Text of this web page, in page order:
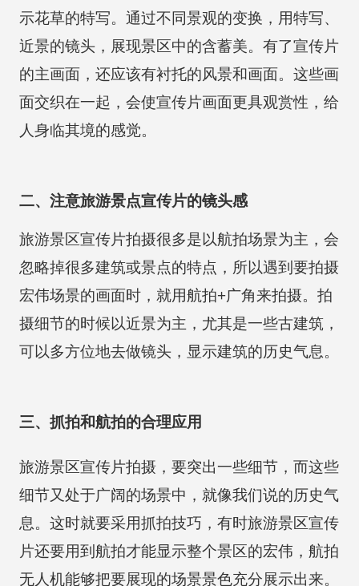
示花草的特写。通过不同景观的变换，用特写、
近景的镜头，展现景区中的含蓄美。有了宣传片
的主画面，还应该有衬托的风景和画面。这些画
面交织在一起，会使宣传片画面更具观赏性，给
人身临其境的感觉。
二、注意旅游景点宣传片的镜头感
旅游景区宣传片拍摄很多是以航拍场景为主，会
忽略掉很多建筑或景点的特点，所以遇到要拍摄
宏伟场景的画面时，就用航拍+广角来拍摄。拍
摄细节的时候以近景为主，尤其是一些古建筑，
可以多方位地去做镜头，显示建筑的历史气息。
三、抓拍和航拍的合理应用
旅游景区宣传片拍摄，要突出一些细节，而这些
细节又处于广阔的场景中，就像我们说的历史气
息。这时就要采用抓拍技巧，有时旅游景区宣传
片还要用到航拍才能显示整个景区的宏伟，航拍
无人机能够把要展现的场景景色充分展示出来。